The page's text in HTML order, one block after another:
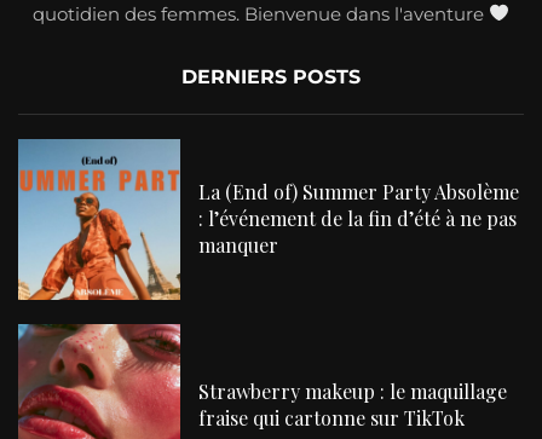
quotidien des femmes. Bienvenue dans l'aventure
DERNIERS POSTS
La (End of) Summer Party Absolème
: l’événement de la fin d’été à ne pas
manquer
Strawberry makeup : le maquillage
fraise qui cartonne sur TikTok